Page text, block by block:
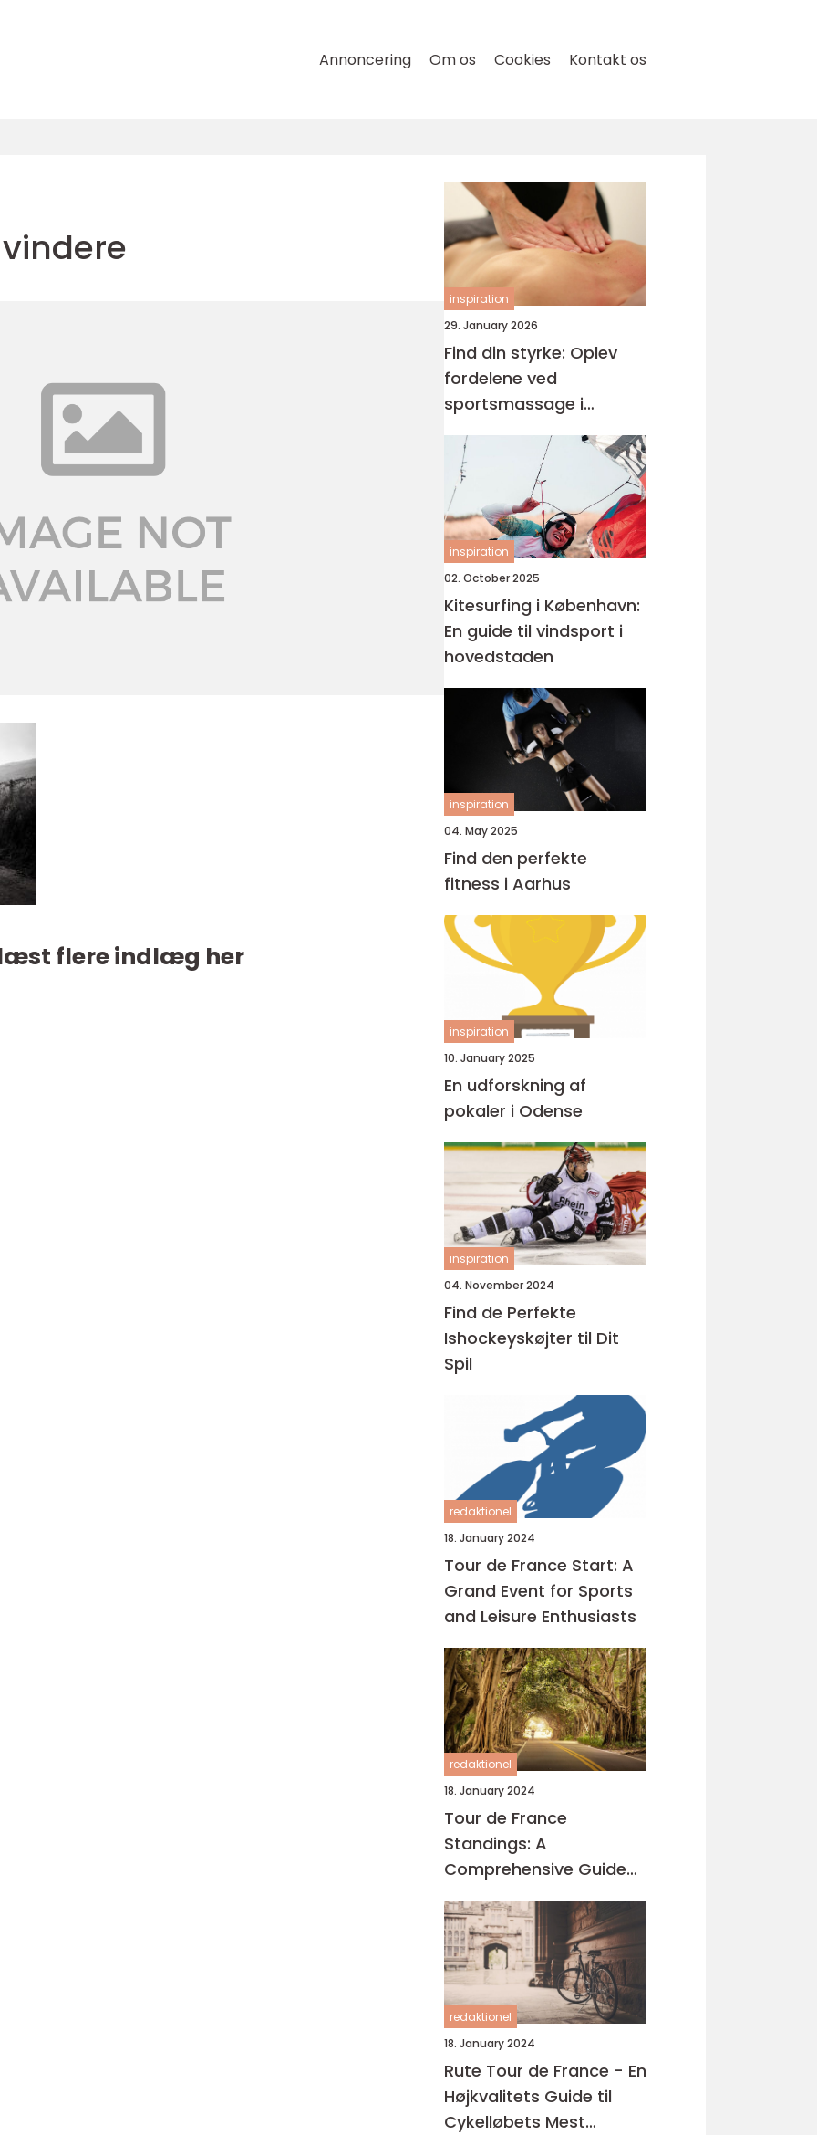
Annoncering Om os Cookies Kontakt os
flere indlæg her
inspiration
29. January 2026
Find din styrke: Oplev
fordelene ved
sportsmassage i
København
inspiration
02. October 2025
Kitesurfing i København:
En guide til vindsport i
hovedstaden
inspiration
04. May 2025
Find den perfekte
fitness i Aarhus
inspiration
10. January 2025
En udforskning af
pokaler i Odense
inspiration
04. November 2024
Find de Perfekte
Ishockeyskøjter til Dit
Spil
redaktionel
18. January 2024
Tour de France Start: A
Grand Event for Sports
and Leisure Enthusiasts
redaktionel
18. January 2024
Tour de France
Standings: A
Comprehensive Guide
for Cycling Enthusiasts
redaktionel
18. January 2024
Rute Tour de France - En
Højkvalitets Guide til
Cykelløbets Mest